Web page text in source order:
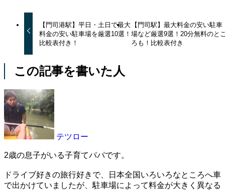
【門司港駅】平日・土日で最大
料金の安い駐車場を厳選10選！
比較表付き！
【門司駅】最大料金の安い駐車
場など厳選9選！20分無料のと
ろも！比較表付き
この記事を書いた人
テツロー
2歳の息子がいる子育てパパです。
ドライブ好きの旅行好きで、日本全国いろいろなところへ車
で出かけていましたが、駐車場によって料金が大きく異なる